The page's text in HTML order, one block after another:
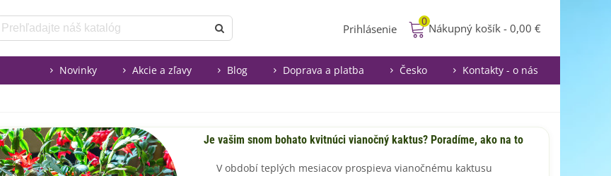
Prihlásenie
0
Nákupný košík - 0,00 €
Novinky Akcie a zľavy Blog Doprava a platba Česko Kontakty - o nás
Je vašim snom bohato kvitnúci vianočný kaktus? Poradíme, ako na to
V období teplých mesiacov prospieva vianočnému kaktusu